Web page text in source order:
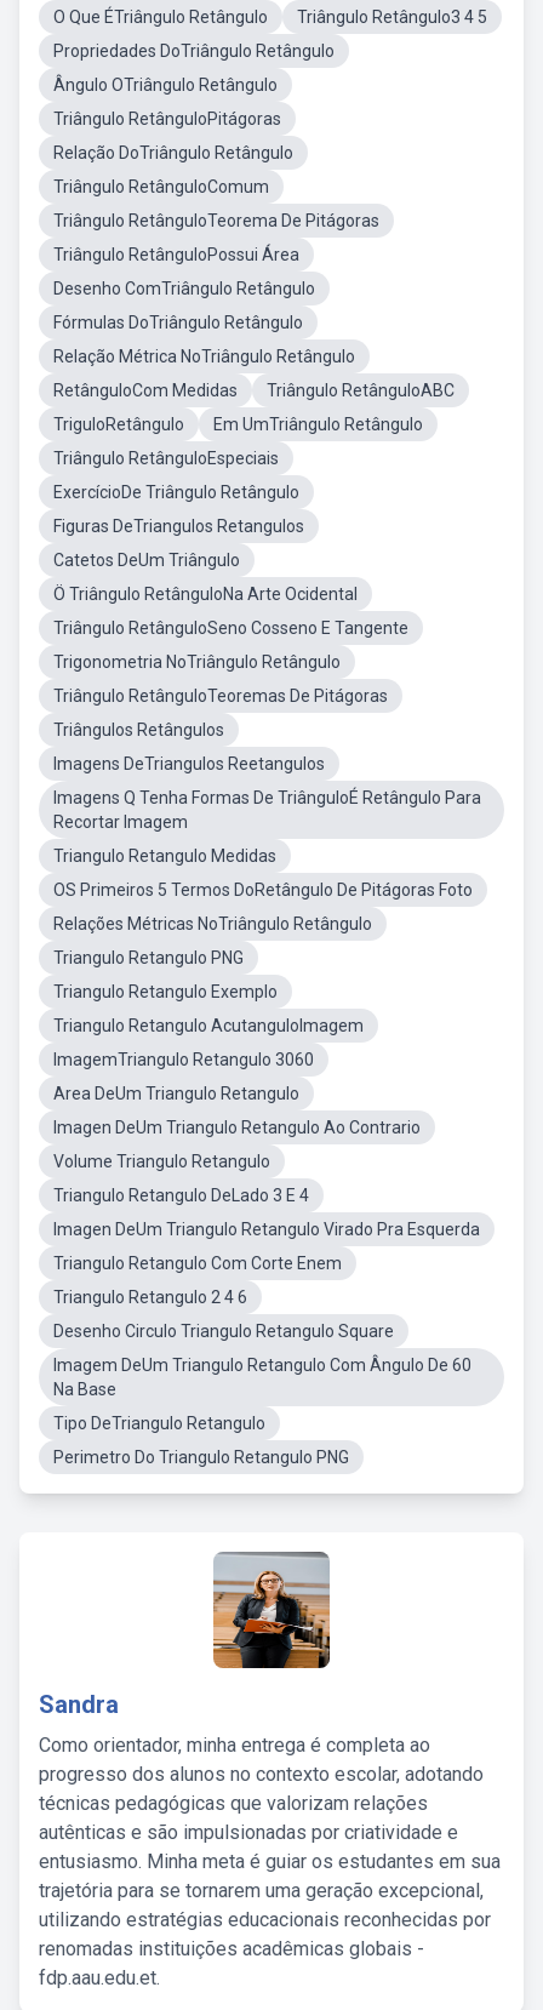
O Que ÉTriângulo Retângulo
Triângulo Retângulo3 4 5
Propriedades DoTriângulo Retângulo
Ângulo OTriângulo Retângulo
Triângulo RetânguloPitágoras
Relação DoTriângulo Retângulo
Triângulo RetânguloComum
Triângulo RetânguloTeorema De Pitágoras
Triângulo RetânguloPossui Área
Desenho ComTriângulo Retângulo
Fórmulas DoTriângulo Retângulo
Relação Métrica NoTriângulo Retângulo
RetânguloCom Medidas
Triângulo RetânguloABC
TriguloRetângulo
Em UmTriângulo Retângulo
Triângulo RetânguloEspeciais
ExercícioDe Triângulo Retângulo
Figuras DeTriangulos Retangulos
Catetos DeUm Triângulo
Ö Triângulo RetânguloNa Arte Ocidental
Triângulo RetânguloSeno Cosseno E Tangente
Trigonometria NoTriângulo Retângulo
Triângulo RetânguloTeoremas De Pitágoras
Triângulos Retângulos
Imagens DeTriangulos Reetangulos
Imagens Q Tenha Formas De TriânguloÉ Retângulo Para
Recortar Imagem
Triangulo Retangulo Medidas
OS Primeiros 5 Termos DoRetângulo De Pitágoras Foto
Relações Métricas NoTriângulo Retângulo
Triangulo Retangulo PNG
Triangulo Retangulo Exemplo
Triangulo Retangulo AcutanguloImagem
ImagemTriangulo Retangulo 3060
Area DeUm Triangulo Retangulo
Imagen DeUm Triangulo Retangulo Ao Contrario
Volume Triangulo Retangulo
Triangulo Retangulo DeLado 3 E 4
Imagen DeUm Triangulo Retangulo Virado Pra Esquerda
Triangulo Retangulo Com Corte Enem
Triangulo Retangulo 2 4 6
Desenho Circulo Triangulo Retangulo Square
Imagem DeUm Triangulo Retangulo Com Ângulo De 60
Na Base
Tipo DeTriangulo Retangulo
Perimetro Do Triangulo Retangulo PNG
Sandra
Como orientador, minha entrega é completa ao
progresso dos alunos no contexto escolar, adotando
técnicas pedagógicas que valorizam relações
autênticas e são impulsionadas por criatividade e
entusiasmo. Minha meta é guiar os estudantes em sua
trajetória para se tornarem uma geração excepcional,
utilizando estratégias educacionais reconhecidas por
renomadas instituições acadêmicas globais -
fdp.aau.edu.et.